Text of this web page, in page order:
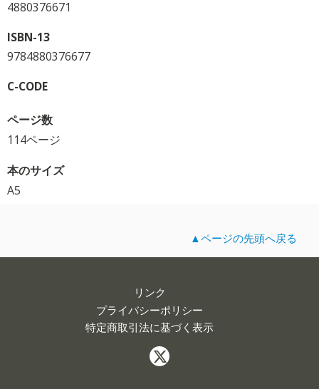
4880376671
ISBN-13
9784880376677
C-CODE
ページ数
114ページ
本のサイズ
A5
▲ページの先頭へ戻る
リンク
プライバシーポリシー
特定商取引法に基づく表示